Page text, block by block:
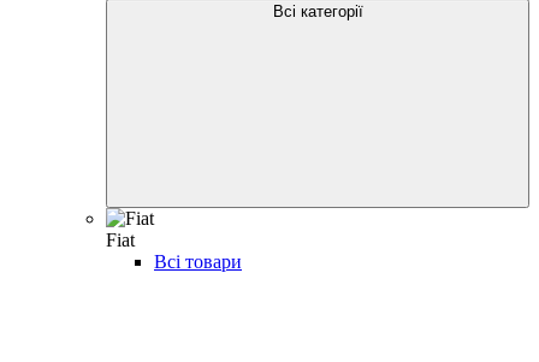
Всі категорії
Fiat
Всі товари